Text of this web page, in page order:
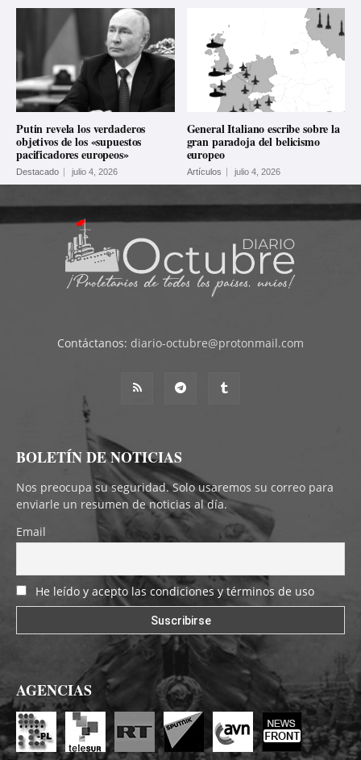
Putin revela los verdaderos
objetivos de los «supuestos
pacificadores europeos»
Destacado julio 4, 2026
General Italiano escribe sobre la
gran paradoja del belicismo
europeo
Artículos julio 4, 2026
Contáctanos: diario-octubre@protonmail.com
BOLETÍN DE NOTICIAS
Nos preocupa su seguridad. Solo usaremos su correo para
enviarle un resumen de noticias al día.
Email
He leído y acepto las condiciones y términos de uso
AGENCIAS